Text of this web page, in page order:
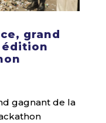
grand
édition
gagnant de la